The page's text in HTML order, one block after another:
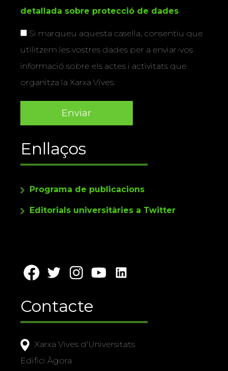
detallada sobre protecció de dades.
Si marqueu aquesta casella, consentiu que
utilitzem les vostres dades per a enviar-vos
informació sobre els actes i activitats que
organitza la Xarxa Vives.
Enllaços
Programa de publicacions
Editorials universitàries a Twitter
Contacte
Xarxa Vives d'Universitats
Edifici Àgora